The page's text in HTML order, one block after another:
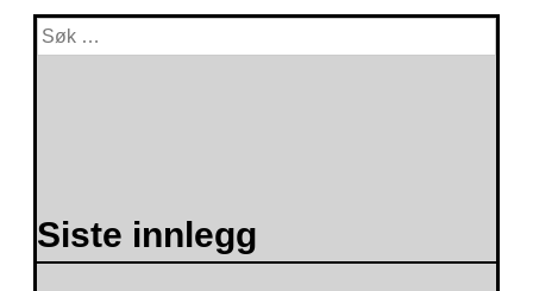
Siste innlegg